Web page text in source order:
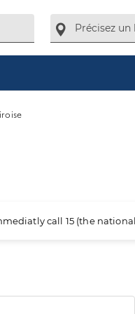
call 15 (the